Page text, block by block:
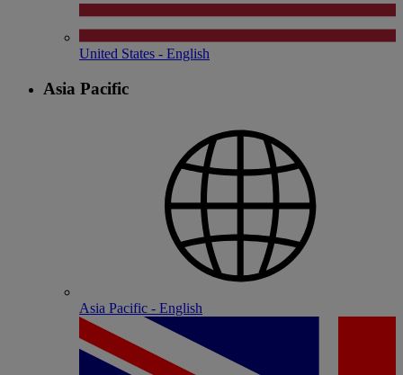
United States - English
Asia Pacific
Asia Pacific - English